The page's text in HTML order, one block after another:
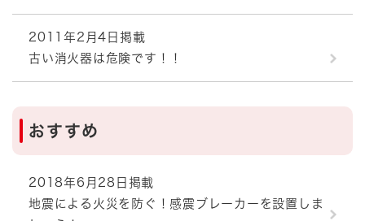
2011年2月4日掲載
古い消火器は危険です！！
おすすめ
2018年6月28日掲載
地震による火災を防ぐ！感震ブレーカーを設置しま